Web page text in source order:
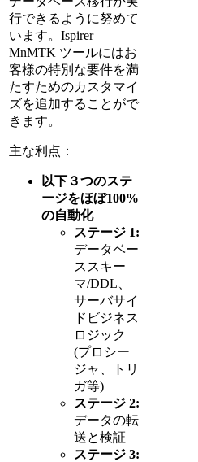
行できるように努めて
います。Ispirer
MnMTK ツールにはお
客様の特別な要件を満
たすためのカスタマイ
ズを追加することがで
きます。
主な利点：
以下３つのステ
ージをほぼ100%
の自動化
ステージ 1:
データベー
ススキー
マ/DDL、
サーバサイ
ドビジネス
ロジック
(プロシー
ジャ、トリ
ガ等)
ステージ 2:
データの転
送と検証
ステージ 3: